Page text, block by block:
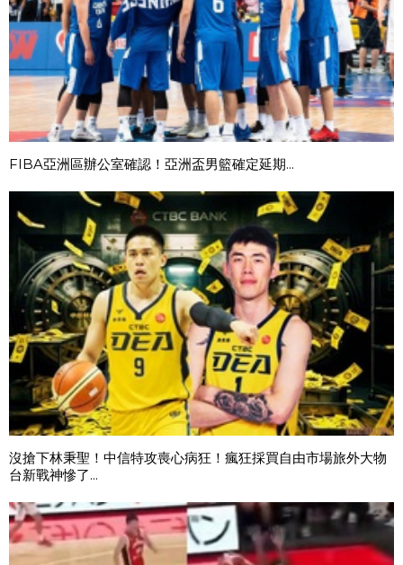
FIBA亞洲區辦公室確認！亞洲盃男籃確定延期...
沒搶下林秉聖！中信特攻喪心病狂！瘋狂採買自由市場旅外大物
台新戰神慘了...